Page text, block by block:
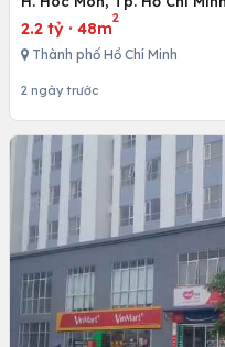
2.2 tỷ · 48m
2
Thành phố Hồ Chí Minh
2 ngày trước